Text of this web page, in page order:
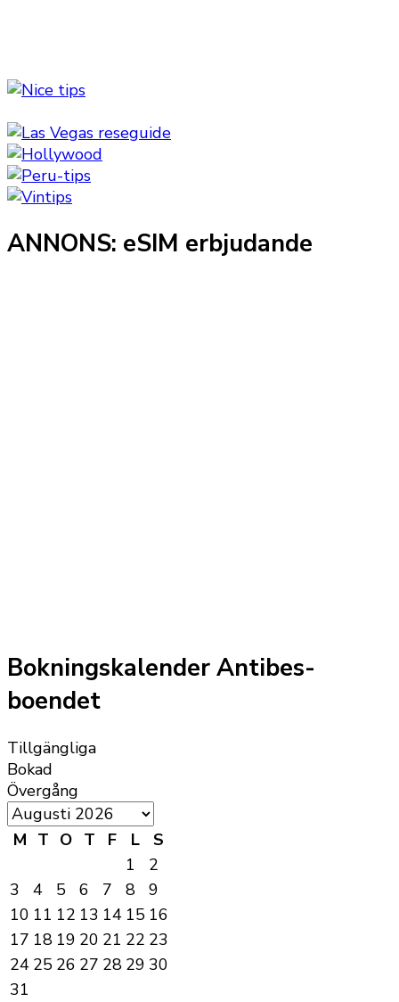
ANNONS: eSIM erbjudande
Bokningskalender Antibes-
boendet
Tillgängliga
Bokad
Övergång
M T O T F L
S
1
2
3
4 5 6 7 8
9
10 11 12 13 14 15 16
17 18 19 20 21 22 23
24 25 26 27 28 29 30
31